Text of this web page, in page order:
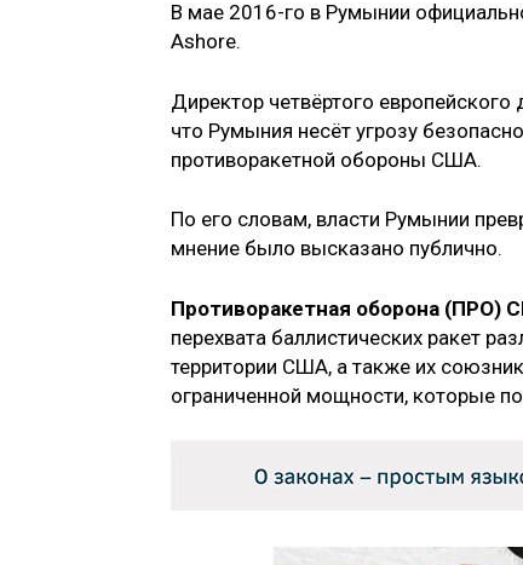
В мае 2016-го в Румынии
Ashore.
Директор четвёртого
что Румыния несёт угрозу
противоракетной обороны США.
По его словам, власти Румынии
мнение было высказано публично.
Противоракетная оборона (ПРО)
перехвата баллистических ракет
территории США, а также их
ограниченной мощности, которые